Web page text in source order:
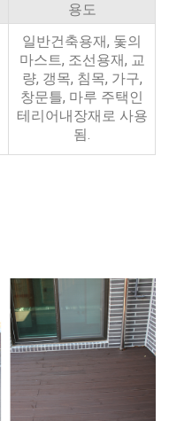
용도
일반건축용재, 돛의
마스트, 조선용재, 교
량, 갱목, 침목, 가구,
창문틀, 마루 주택인
테리어내장재로 사용
됨.